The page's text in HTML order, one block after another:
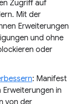
Zugriff auf
Mit der
Erweiterungen
und ohne
oder
: Manifest
in
von der